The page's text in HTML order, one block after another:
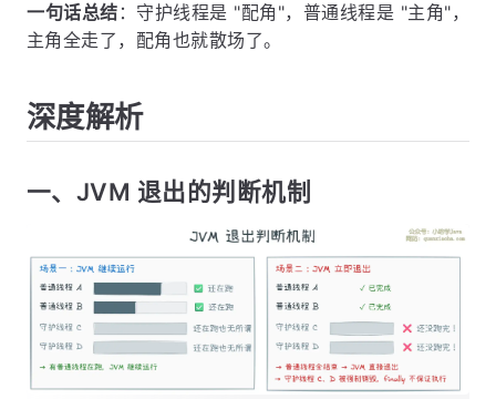
一句话总结 ：守护线程是 "配角"，普通线程是 "主角"，
主角全走了，配角也就散场了。
深度解析
一、JVM 退出的判断机制